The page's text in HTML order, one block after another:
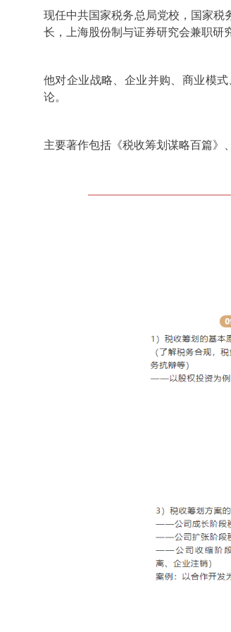
现任中共国家税务总局党校，国家
长，上海股份制与证券研究会兼职研
他对企业战略、企业并购、商业模式
论。
主要著作包括《税收筹划谋略百篇》